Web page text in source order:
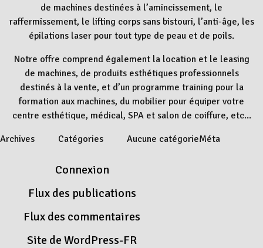
de machines destinées à l’amincissement, le
raffermissement, le lifting corps sans bistouri, l’anti-âge, les
épilations laser pour tout type de peau et de poils.
Notre offre comprend également la location et le leasing
de machines, de produits esthétiques professionnels
destinés à la vente, et d’un programme training pour la
formation aux machines, du mobilier pour équiper votre
centre esthétique, médical, SPA et salon de coiffure, etc...
Archives
Catégories Aucune catégorieMéta
Connexion
Flux des publications
Flux des commentaires
Site de WordPress-FR